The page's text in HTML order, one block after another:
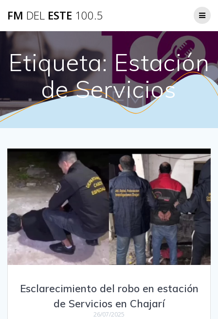
FM DEL ESTE 100.5
Etiqueta: Estación
de Servicios
Esclarecimiento del robo en estación
de Servicios en Chajarí
26/07/2025